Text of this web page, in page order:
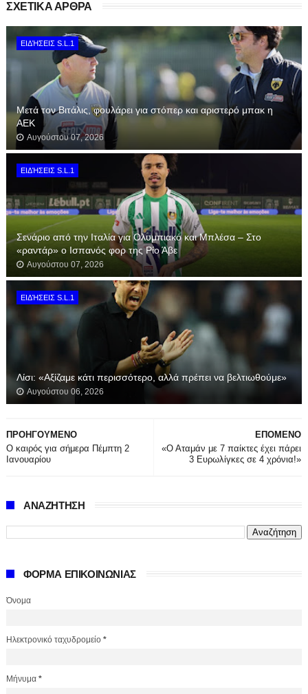
ΣΧΕΤΙΚΑ ΑΡΘΡΑ
ΕΙΔΉΣΕΙΣ S.L.1
Μετά τον Βιτάλις, φουλάρει για στόπερ και αριστερό μπακ η
ΑΕΚ
Αυγούστου 07, 2026
ΕΙΔΉΣΕΙΣ S.L.1
Σενάριο από την Ιταλία για Ολυμπιακό και Μπλέσα – Στο
«ραντάρ» ο Ισπανός φορ της Ρίο Άβε
Αυγούστου 07, 2026
ΕΙΔΉΣΕΙΣ S.L.1
Λίσι: «Αξίζαμε κάτι περισσότερο, αλλά πρέπει να βελτιωθούμε»
Αυγούστου 06, 2026
ΕΠΟΜΕΝΟ
«Ο Αταμάν με 7 παίκτες έχει πάρει
3 Ευρωλίγκες σε 4 χρόνια!»
ΠΡΟΗΓΟΥΜΕΝΟ
Ο καιρός για σήμερα Πέμπτη 2
Ιανουαρίου
ΑΝΑΖΗΤΗΣΗ
ΦΟΡΜΑ ΕΠΙΚΟΙΝΩΝΙΑΣ
Όνομα
Ηλεκτρονικό ταχυδρομείο *
Μήνυμα *